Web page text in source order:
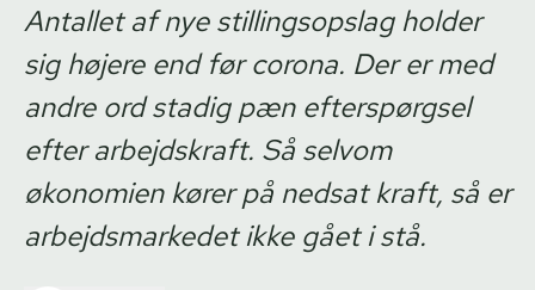
Antallet af nye stillingsopslag holder
sig højere end før corona. Der er med
andre ord stadig pæn efterspørgsel
efter arbejdskraft. Så selvom
økonomien kører på nedsat kraft, så er
arbejdsmarkedet ikke gået i stå.